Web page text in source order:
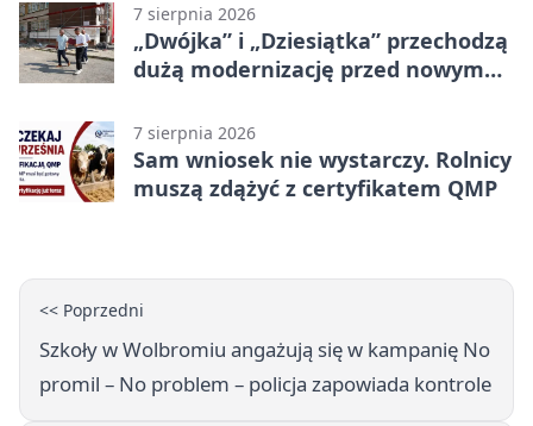
7 sierpnia 2026
„Dwójka” i „Dziesiątka” przechodzą
dużą modernizację przed nowym
7 sierpnia 2026
Sam wniosek nie wystarczy. Rolnicy
muszą zdążyć z certyfikatem QMP
<< Poprzedni
Szkoły w Wolbromiu angażują się w kampanię No
promil – No problem – policja zapowiada kontrole